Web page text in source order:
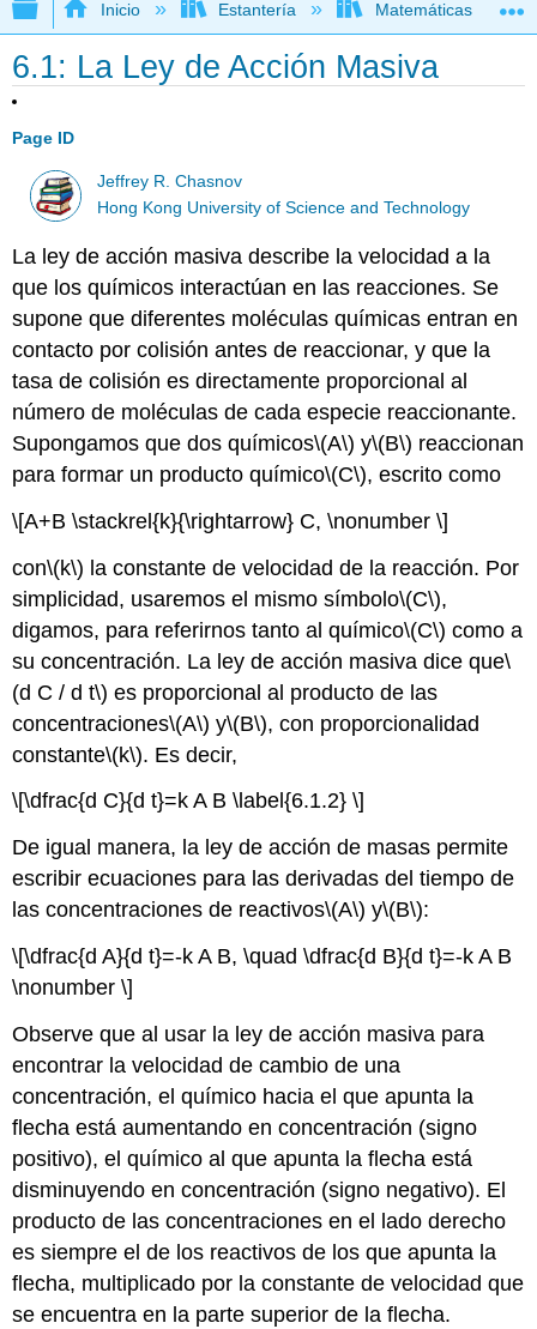
Expandir/contraer jerarquía global
Inicio Estantería Matemáticas
6.1: La Ley de Acción Masiva
Page ID
Jeffrey R. Chasnov
Hong Kong University of Science and Technology
La ley de acción masiva describe la velocidad a la
que los químicos interactúan en las reacciones. Se
supone que diferentes moléculas químicas entran en
contacto por colisión antes de reaccionar, y que la
tasa de colisión es directamente proporcional al
número de moléculas de cada especie reaccionante.
Supongamos que dos químicos\(A\) y\(B\) reaccionan
para formar un producto químico\(C\), escrito como
\[A+B \stackrel{k}{\rightarrow} C, \nonumber \]
con\(k\) la constante de velocidad de la reacción. Por
simplicidad, usaremos el mismo símbolo\(C\),
digamos, para referirnos tanto al químico\(C\) como a
su concentración. La ley de acción masiva dice que\
(d C / d t\) es proporcional al producto de las
concentraciones\(A\) y\(B\), con proporcionalidad
constante\(k\). Es decir,
\[\dfrac{d C}{d t}=k A B \label{6.1.2} \]
De igual manera, la ley de acción de masas permite
escribir ecuaciones para las derivadas del tiempo de
las concentraciones de reactivos\(A\) y\(B\):
\[\dfrac{d A}{d t}=-k A B, \quad \dfrac{d B}{d t}=-k A B
\nonumber \]
Observe que al usar la ley de acción masiva para
encontrar la velocidad de cambio de una
concentración, el químico hacia el que apunta la
flecha está aumentando en concentración (signo
positivo), el químico al que apunta la flecha está
disminuyendo en concentración (signo negativo). El
producto de las concentraciones en el lado derecho
es siempre el de los reactivos de los que apunta la
flecha, multiplicado por la constante de velocidad que
se encuentra en la parte superior de la flecha.